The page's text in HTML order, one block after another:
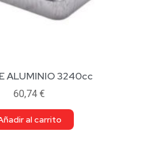
ALUMINIO 3240cc
60,74 €
al carrito